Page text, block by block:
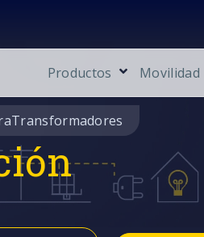
Productos Movilidad
Transformadores